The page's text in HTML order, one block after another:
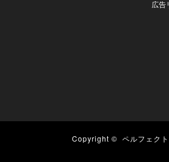
広告
Copyright © ペルフェク